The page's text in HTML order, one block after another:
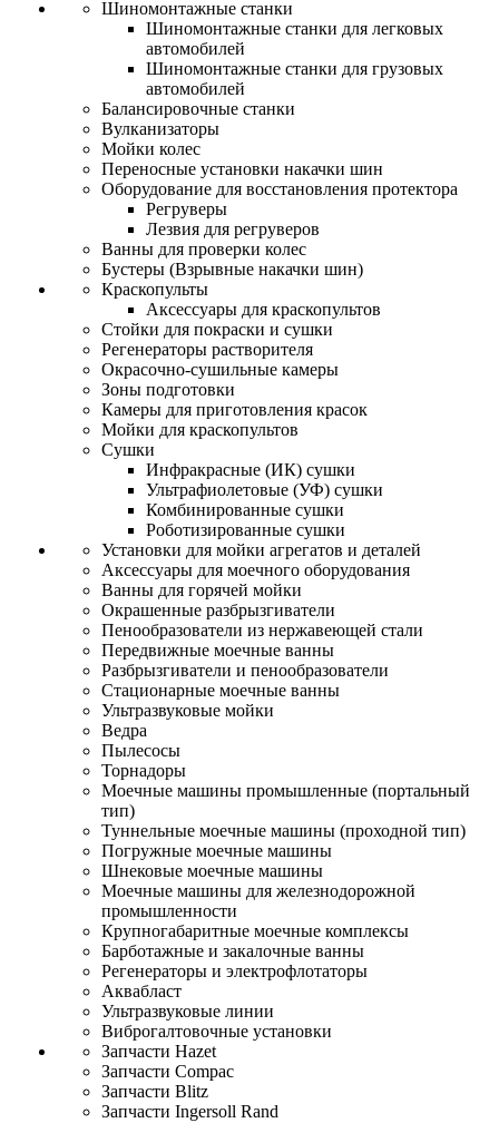
Шиномонтажные станки
Шиномонтажные станки для легковых
автомобилей
Шиномонтажные станки для грузовых
автомобилей
Балансировочные станки
Вулканизаторы
Мойки колес
Переносные установки накачки шин
Оборудование для восстановления протектора
Регруверы
Лезвия для регруверов
Ванны для проверки колес
Бустеры (Взрывные накачки шин)
Краскопульты
Аксессуары для краскопультов
Стойки для покраски и сушки
Регенераторы растворителя
Окрасочно-сушильные камеры
Зоны подготовки
Камеры для приготовления красок
Мойки для краскопультов
Сушки
Инфракрасные (ИК) сушки
Ультрафиолетовые (УФ) сушки
Комбинированные сушки
Роботизированные сушки
Установки для мойки агрегатов и деталей
Аксессуары для моечного оборудования
Ванны для горячей мойки
Окрашенные разбрызгиватели
Пенообразователи из нержавеющей стали
Передвижные моечные ванны
Разбрызгиватели и пенообразователи
Стационарные моечные ванны
Ультразвуковые мойки
Ведра
Пылесосы
Торнадоры
Моечные машины промышленные (портальный
тип)
Туннельные моечные машины (проходной тип)
Погружные моечные машины
Шнековые моечные машины
Моечные машины для железнодорожной
промышленности
Крупногабаритные моечные комплексы
Барботажные и закалочные ванны
Регенераторы и электрофлотаторы
Аквабласт
Ультразвуковые линии
Виброгалтовочные установки
Запчасти Hazet
Запчасти Compac
Запчасти Blitz
Запчасти Ingersoll Rand